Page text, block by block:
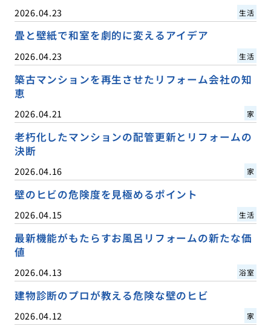
2026.04.23 生活
畳と壁紙で和室を劇的に変えるアイデア
2026.04.23 生活
築古マンションを再生させたリフォーム会社の知
恵
2026.04.21 家
老朽化したマンションの配管更新とリフォームの
決断
2026.04.16 家
壁のヒビの危険度を見極めるポイント
2026.04.15 生活
最新機能がもたらすお風呂リフォームの新たな価
値
2026.04.13 浴室
建物診断のプロが教える危険な壁のヒビ
2026.04.12 家